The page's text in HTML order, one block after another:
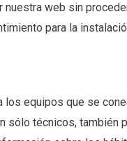
nuestra web sin
para la
equipos que se
sólo técnicos, también